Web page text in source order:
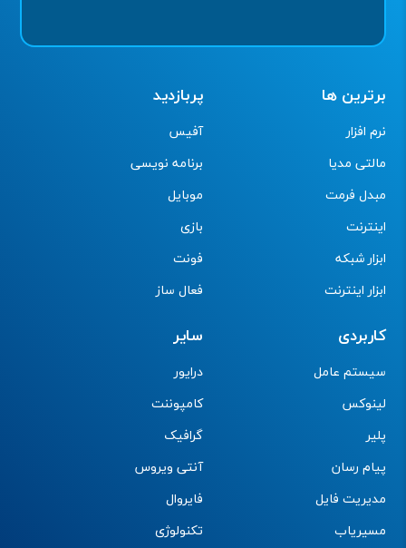
برترین ها
نرم افزار
مالتی مدیا
مبدل فرمت
اینترنت
ابزار شبکه
ابزار اینترنت
پربازدید
آفیس
برنامه نویسی
موبایل
بازی
فونت
فعال ساز
کاربردی
سیستم عامل
لینوکس
پلیر
پیام رسان
مدیریت فایل
مسیریاب
سایر
درایور
کامپوننت
گرافیک
آنتی ویروس
فایروال
تکنولوژی